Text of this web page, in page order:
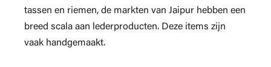
tassen en riemen, de markten van Jaipur hebben een
breed scala aan lederproducten. Deze items zijn
vaak handgemaakt.